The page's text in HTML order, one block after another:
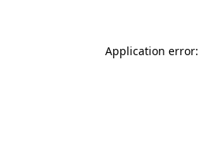
Application